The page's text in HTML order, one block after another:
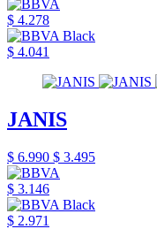
$ 4.278
$ 4.041
JANIS
$ 6.990 $ 3.495
$ 3.146
$ 2.971